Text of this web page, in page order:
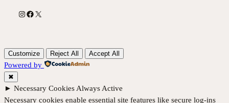
Instagram
Facebook
X
Customize Reject All Accept All
Powered by
✖
► Necessary Cookies Always Active
Necessary cookies enable essential site features like secure log-ins